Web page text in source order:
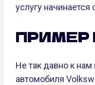
услугу начинается
ПРИМЕР
Не так давно к
автомобиля